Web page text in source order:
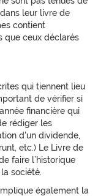
leur livre de
contient
que ceux déclarés
qui tiennent lieu
de vérifier si
financière qui
rédiger les
d'un dividende,
etc.) Le Livre de
faire l’historique
société.
également la